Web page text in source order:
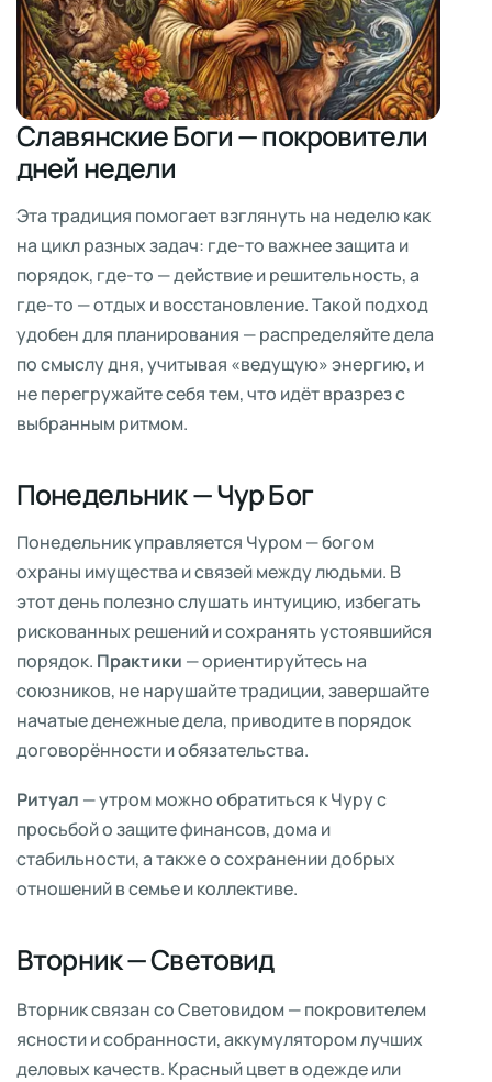
Славянские Боги — покровители
дней недели
Эта традиция помогает взглянуть на неделю как
на цикл разных задач: где-то важнее защита и
порядок, где-то — действие и решительность, а
где-то — отдых и восстановление. Такой подход
удобен для планирования — распределяйте дела
по смыслу дня, учитывая «ведущую» энергию, и
не перегружайте себя тем, что идёт вразрез с
выбранным ритмом.
Понедельник — Чур Бог
Понедельник управляется Чуром — богом
охраны имущества и связей между людьми. В
этот день полезно слушать интуицию, избегать
рискованных решений и сохранять устоявшийся
порядок. Практики — ориентируйтесь на
союзников, не нарушайте традиции, завершайте
начатые денежные дела, приводите в порядок
договорённости и обязательства.
Ритуал — утром можно обратиться к Чуру с
просьбой о защите финансов, дома и
стабильности, а также о сохранении добрых
отношений в семье и коллективе.
Вторник — Световид
Вторник связан со Световидом — покровителем
ясности и собранности, аккумулятором лучших
деловых качеств. Красный цвет в одежде или